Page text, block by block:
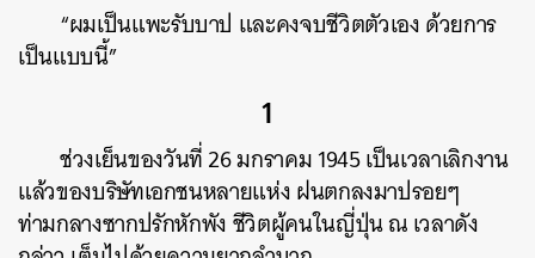
“ผมเป็นแพะรับบาป และคงจบชีวิตตัวเอง ด้วยการ
เป็นแบบนี้”
1
ช่วงเย็นของวันที่ 26 มกราคม 1945 เป็นเวลาเลิกงาน
แล้วของบริษัทเอกชนหลายแห่ง ฝนตกลงมาปรอยๆ
ท่ามกลางซากปรักหักพัง ชีวิตผู้คนในญี่ปุ่น ณ เวลาดัง